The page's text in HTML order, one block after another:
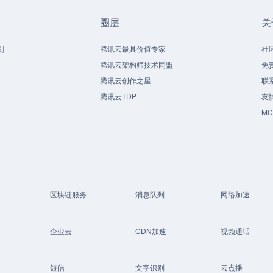
圈层
腾讯云最具价值专家
腾讯云架构师技术同盟
腾讯云创作之星
腾讯云TDP
社
免
联
友
区块链服务 消息队列 网络加速
企业云 CDN加速 视频通话
短信 文字识别 云点播